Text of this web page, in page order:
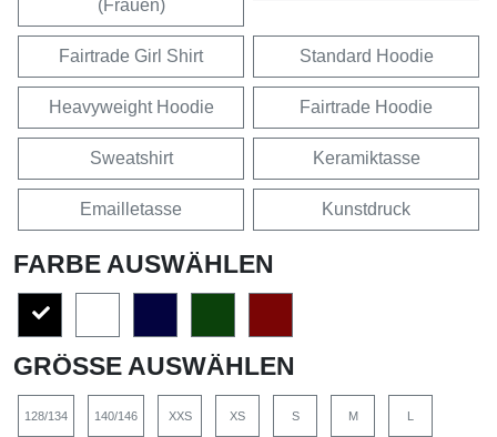
(Frauen)
Fairtrade Girl Shirt Standard Hoodie
Heavyweight Hoodie Fairtrade Hoodie
Sweatshirt Keramiktasse
Emailletasse Kunstdruck
FARBE AUSWÄHLEN
GRÖSSE AUSWÄHLEN
128/134 140/146 XXS XS S M L